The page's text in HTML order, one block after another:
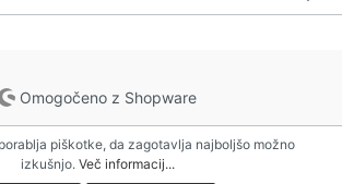
Omogočeno z Shopware
piškotke, da zagotavlja najboljšo možno
izkušnjo. Več informacij...